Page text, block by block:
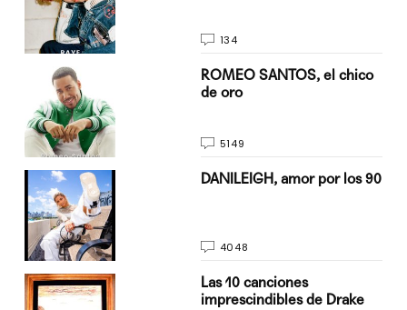
134
ROMEO SANTOS, el chico
de oro
5149
DANILEIGH, amor por los 90
4048
Las 10 canciones
imprescindibles de Drake